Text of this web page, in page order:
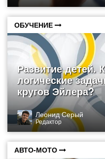
ОБУЧЕНИЕ
Развитие детей.
логические
кругов Эйлера?
Леонид Серый
Редактор
АВТО-МОТО